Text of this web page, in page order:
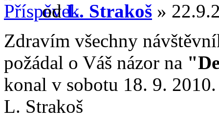
odL. Strakoš »
Zdravím všechny
požádal o Váš názor na
konal v sobotu 18. 9. 2010.
L. Strakoš